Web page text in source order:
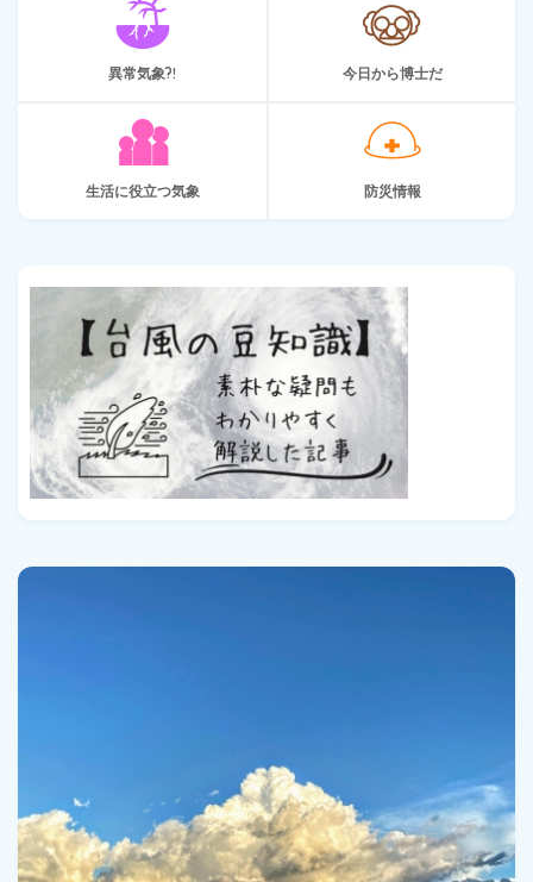
異常気象?! 今日から博士だ
生活に役立つ気象 防災情報